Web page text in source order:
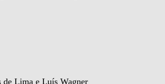
de Lima e Luís Wagner